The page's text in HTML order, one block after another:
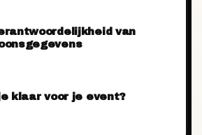
van
klaar voor je event?